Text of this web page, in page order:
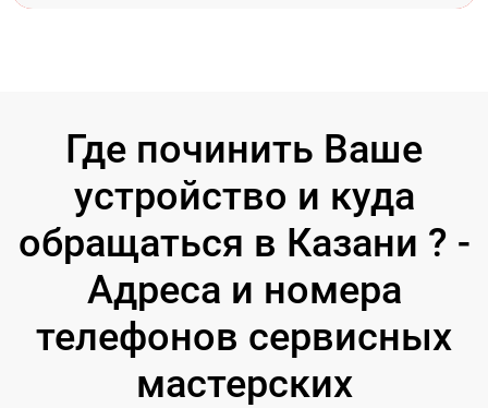
Где починить Ваше
устройство и куда
обращаться в Казани ? -
Адреса и номера
телефонов сервисных
мастерских